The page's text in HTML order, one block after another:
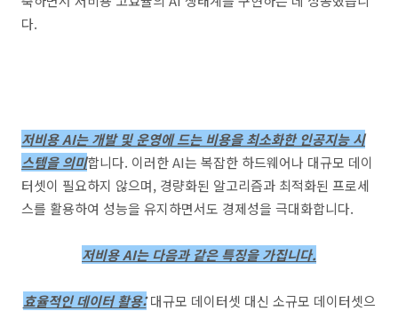
다.
저비용 AI는 개발 및 운영에 드는 비용을 최소화한 인공지능 시
스템을 의미합니다. 이러한 AI는 복잡한 하드웨어나 대규모 데이
터셋이 필요하지 않으며, 경량화된 알고리즘과 최적화된 프로세
스를 활용하여 성능을 유지하면서도 경제성을 극대화합니다.
저비용 AI는 다음과 같은 특징을 가집니다.
효율적인 데이터 활용:대규모 데이터셋 대신 소규모 데이터셋으